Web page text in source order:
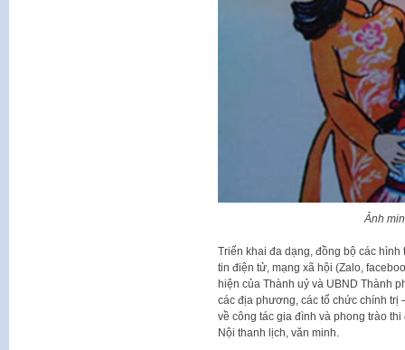
Ảnh
Triển khai đa dạng, đồng bộ các
tin điện tử, mạng xã hội (Zalo,
hiện của Thành uỷ và UBND Thành
các địa phương, các tổ chức chính trị
về công tác gia đình và phong trào
Nội thanh lịch, văn minh.